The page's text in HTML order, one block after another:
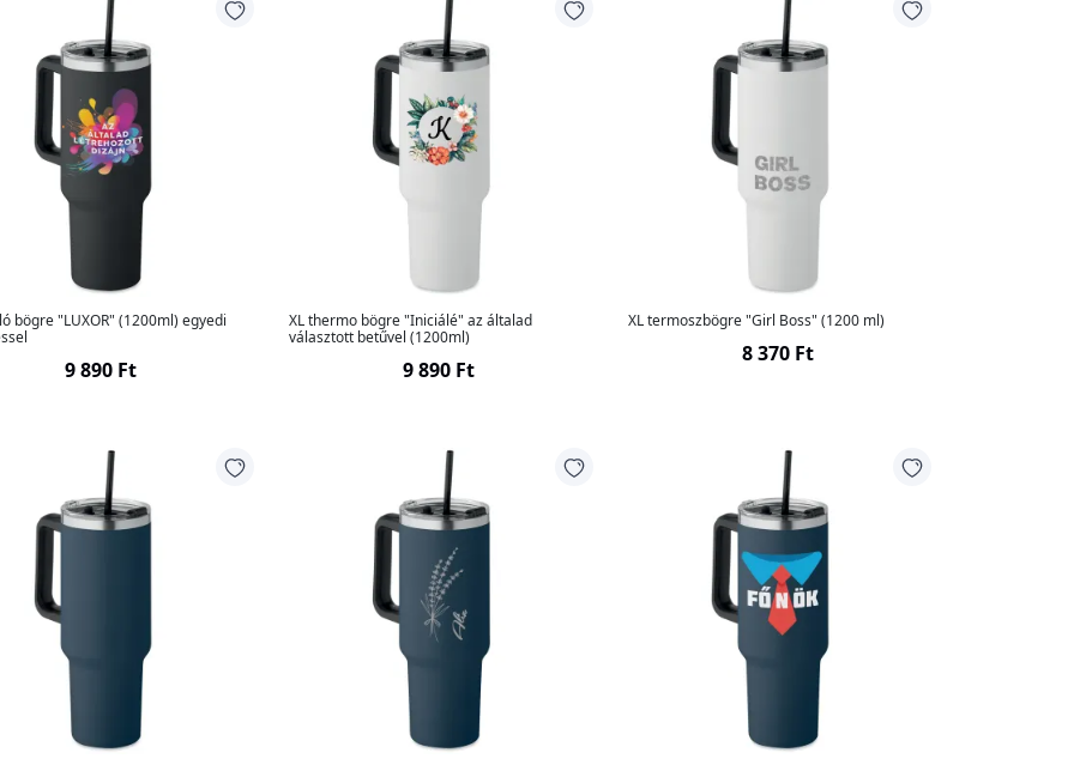
bögre "LUXOR" (1200ml) egyedi
9 890 Ft
XL thermo bögre "Iniciálé" az általad
választott betűvel (1200ml)
9 890 Ft
XL termoszbögre "Girl Boss" (1200 ml)
8 370 Ft